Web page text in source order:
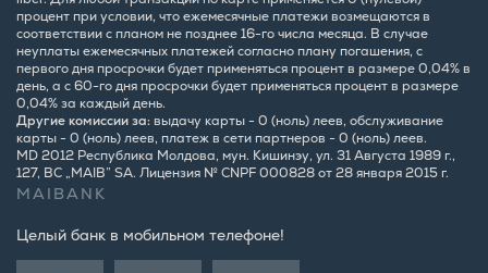
процент при условии, что ежемесячные платежи возмещаются в
соответствии с планом не позднее 16-го числа месяца. В случае
неуплаты ежемесячных платежей согласно плану погашения, с
первого дня просрочки будет применяться процент в размере 0,04% в
день, а с 60-го дня просрочки будет применяться процент в размере
0,04% за каждый день.
Другие комиссии за:выдачу карты - 0 (ноль) леев, обслуживание
карты - 0 (ноль) леев, платеж в сети партнеров - 0 (ноль) леев.
MD 2012 Республика Молдова, мун. Кишинэу, ул. 31 Августа 1989 г.,
127, BC „MAIB” SA. Лицензия № CNPF 000828 от 28 января 2015 г.
MAIBANK
Целый банк в мобильном телефоне!